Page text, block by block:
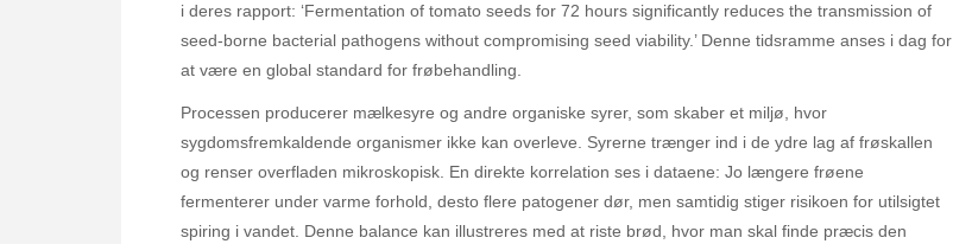
i deres rapport: ‘Fermentation of tomato seeds for 72 hours significantly reduces the transmission of
seed-borne bacterial pathogens without compromising seed viability.’ Denne tidsramme anses i dag for
at være en global standard for frøbehandling.
Processen producerer mælkesyre og andre organiske syrer, som skaber et miljø, hvor
sygdomsfremkaldende organismer ikke kan overleve. Syrerne trænger ind i de ydre lag af frøskallen
og renser overfladen mikroskopisk. En direkte korrelation ses i dataene: Jo længere frøene
fermenterer under varme forhold, desto flere patogener dør, men samtidig stiger risikoen for utilsigtet
spiring i vandet. Denne balance kan illustreres med at riste brød, hvor man skal finde præcis den